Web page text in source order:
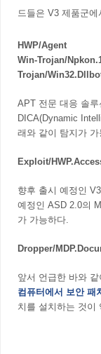
드들은 V3 제품군
HWP/Agent
Win-Trojan/
Trojan/
APT 전문 대응 솔루
DICA(Dynamic
래와 같이 탐지가 가
Exploit/
향후 출시 예정인
예정인 ASD 2.0의
가 가능하다.
Dropper/
앞서 언급한 바와
컴퓨터에서 보안 패
치를 설치하는 것이